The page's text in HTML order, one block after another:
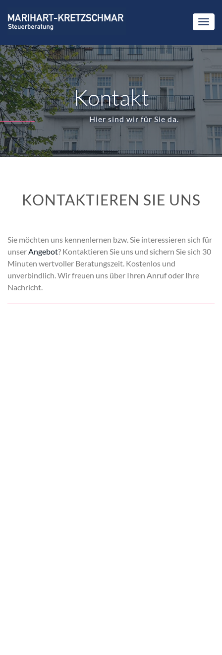
Kontakt
Hier sind wir für Sie da.
KONTAKTIEREN SIE UNS
Sie möchten uns kennenlernen bzw. Sie interessieren sich für
unserAngebot? Kontaktieren Sie uns und sichern Sie sich 30
Minuten wertvoller Beratungszeit. Kostenlos und
unverbindlich. Wir freuen uns über Ihren Anruf oder Ihre
Nachricht.